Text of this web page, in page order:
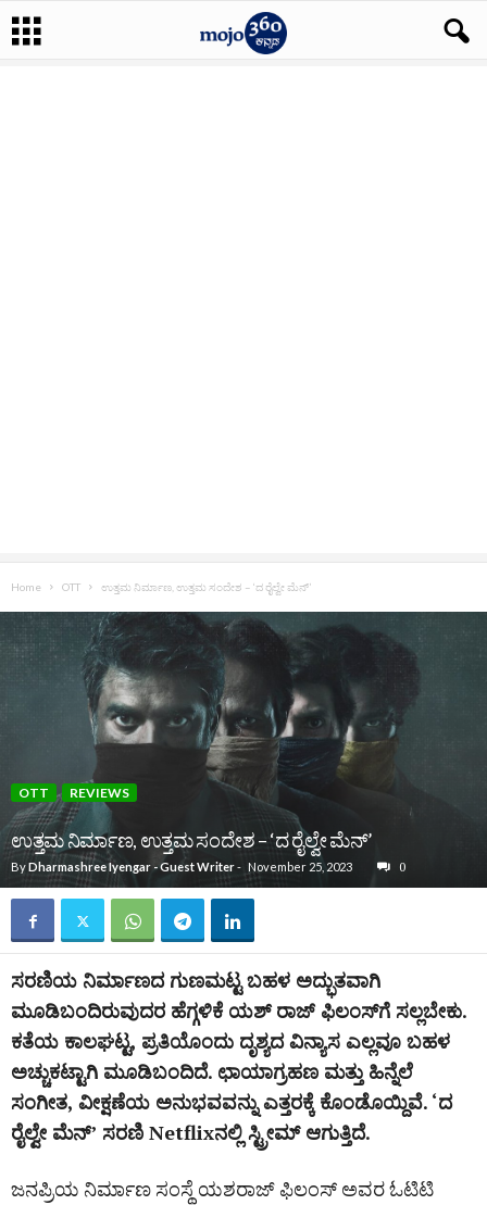
Home OTT ಉತ್ತಮ ನಿರ್ಮಾಣ, ಉತ್ತಮ ಸಂದೇಶ – ‘ದ ರೈಲ್ವೇ ಮೆನ್’
OTT REVIEWS
ಉತ್ತಮ ನಿರ್ಮಾಣ, ಉತ್ತಮ ಸಂದೇಶ – ‘ದ ರೈಲ್ವೇ ಮೆನ್’
ByDharmashree Iyengar - Guest Writer- November 25, 2023 0
ಸರಣಿಯ ನಿರ್ಮಾಣದ ಗುಣಮಟ್ಟ ಬಹಳ ಅದ್ಭುತವಾಗಿ
ಮೂಡಿಬಂದಿರುವುದರ ಹೆಗ್ಗಳಿಕೆ ಯಶ್ ರಾಜ್ ಫಿಲಂಸ್‌ಗೆ ಸಲ್ಲಬೇಕು.
ಕತೆಯ ಕಾಲಘಟ್ಟ, ಪ್ರತಿಯೊಂದು ದೃಶ್ಯದ ವಿನ್ಯಾಸ ಎಲ್ಲವೂ ಬಹಳ
ಅಚ್ಚುಕಟ್ಟಾಗಿ ಮೂಡಿಬಂದಿದೆ. ಛಾಯಾಗ್ರಹಣ ಮತ್ತು ಹಿನ್ನೆಲೆ
ಸಂಗೀತ, ವೀಕ್ಷಣೆಯ ಅನುಭವವನ್ನು ಎತ್ತರಕ್ಕೆ ಕೊಂಡೊಯ್ದಿವೆ. ‘ದ
ರೈಲ್ವೇ ಮೆನ್’ ಸರಣಿ Netflixನಲ್ಲಿ ಸ್ಟ್ರೀಮ್‌ ಆಗುತ್ತಿದೆ.
ಜನಪ್ರಿಯ ನಿರ್ಮಾಣ ಸಂಸ್ಥೆ ಯಶರಾಜ್ ಫಿಲಂಸ್ ಅವರ ಓಟಿಟಿ